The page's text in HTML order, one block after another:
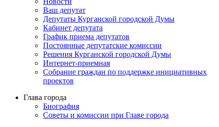
Ваш депутат
Депутаты Курганской городской Думы
Кабинет депутата
График приема депутатов
Постоянные депутатские комиссии
Решения Курганской городской Думы
Интернет-приемная
Собрание граждан по поддержке инициативных
проектов
Глава города
Биография
Советы и комиссии при Главе города